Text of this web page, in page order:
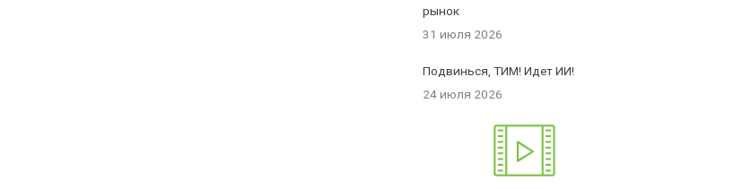
рынок
31 июля 2026
Подвинься, ТИМ! Идет ИИ!
24 июля 2026